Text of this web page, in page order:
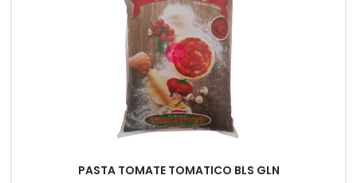
PASTA TOMATE TOMATICO BLS GLN